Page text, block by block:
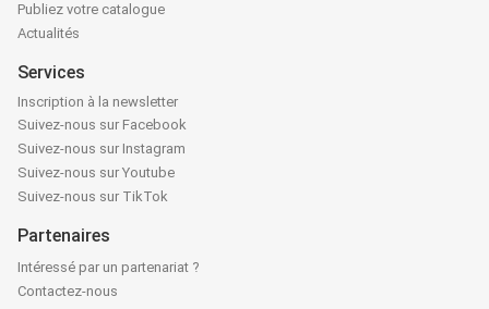
Publiez votre catalogue
Actualités
Services
Inscription à la newsletter
Suivez-nous sur Facebook
Suivez-nous sur Instagram
Suivez-nous sur Youtube
Suivez-nous sur TikTok
Partenaires
Intéressé par un partenariat ?
Contactez-nous